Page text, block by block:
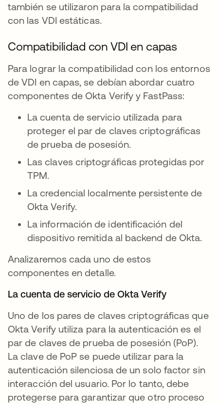
también se utilizaron para la compatibilidad
con las VDI estáticas.
Compatibilidad con VDI en capas
Para lograr la compatibilidad con los entornos
de VDI en capas, se debían abordar cuatro
componentes de Okta Verify y FastPass:
La cuenta de servicio utilizada para
proteger el par de claves criptográficas
de prueba de posesión.
Las claves criptográficas protegidas por
TPM.
La credencial localmente persistente de
Okta Verify.
La información de identificación del
dispositivo remitida al backend de Okta.
Analizaremos cada uno de estos
componentes en detalle.
La cuenta de servicio de Okta Verify
Uno de los pares de claves criptográficas que
Okta Verify utiliza para la autenticación es el
par de claves de prueba de posesión (PoP).
La clave de PoP se puede utilizar para la
autenticación silenciosa de un solo factor sin
interacción del usuario. Por lo tanto, debe
protegerse para garantizar que otro proceso